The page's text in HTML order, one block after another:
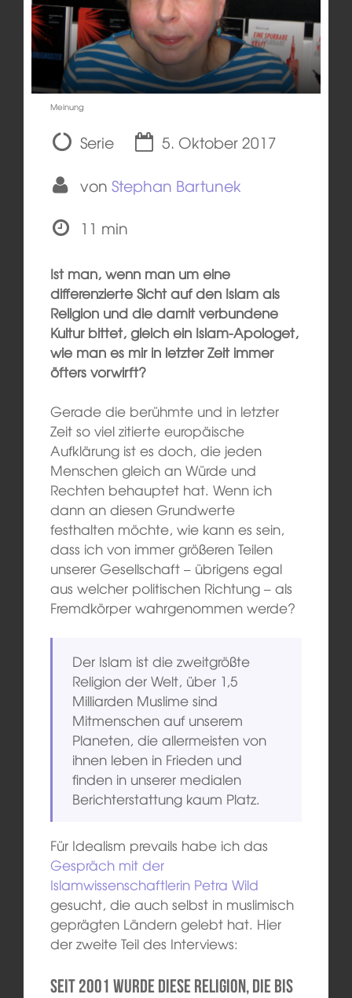
Meinung
Serie
5. Oktober 2017
von Stephan Bartunek
11 min
Ist man, wenn man um eine
differenzierte Sicht auf den Islam als
Religion und die damit verbundene
Kultur bittet, gleich ein Islam-Apologet,
wie man es mir in letzter Zeit immer
öfters vorwirft?
Gerade die berühmte und in letzter
Zeit so viel zitierte europäische
Aufklärung ist es doch, die jeden
Menschen gleich an Würde und
Rechten behauptet hat. Wenn ich
dann an diesen Grundwerte
festhalten möchte, wie kann es sein,
dass ich von immer größeren Teilen
unserer Gesellschaft – übrigens egal
aus welcher politischen Richtung – als
Fremdkörper wahrgenommen werde?
Der Islam ist die zweitgrößte
Religion der Welt, über 1,5
Milliarden Muslime sind
Mitmenschen auf unserem
Planeten, die allermeisten von
ihnen leben in Frieden und
finden in unserer medialen
Berichterstattung kaum Platz.
Für Idealism prevails habe ich das
Gespräch mit der
Islamwissenschaftlerin Petra Wild
gesucht, die auch selbst in muslimisch
geprägten Ländern gelebt hat. Hier
der zweite Teil des Interviews:
Seit 2001 wurde diese Religion, die bis